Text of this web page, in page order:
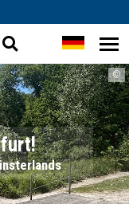
Suche
öffnen
Darstellung
Sprache
©